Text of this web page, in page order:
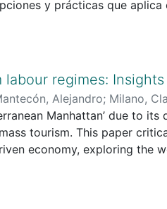
y prácticas que
en que participaron 21
y entrevistas en
temático. El análisis
una limitación en el
desde su rol ambiguo y
y articulador real entre los
autoatención.
regimes:
Alejandro; Milano,
Manhattan’ due to
tourism. This paper
economy, exploring the
lived experiences of
interviews with Baby